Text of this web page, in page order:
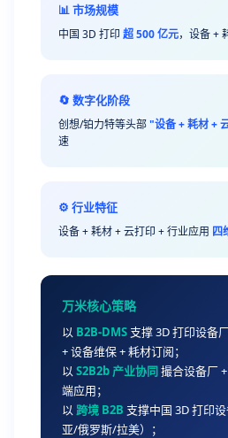
📊 市场规模
中国 3D 打印 超 500 亿元，设备 +
🔄 数字化阶段
创想/铂力特等头部"设备 + 耗材 +
速
⚙️ 行业特征
设备 + 耗材 + 云打印 + 行业应用 四
万米核心策略
以 B2B-DMS 支撑 3D 打印设备
+ 设备维保 + 耗材订阅；
以 S2B2b 产业协同撮合设备厂
端应用；
以 跨境 B2B 支撑中国 3D 打印
亚/俄罗斯/拉美）；